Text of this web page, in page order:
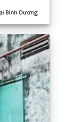
Bình Dương